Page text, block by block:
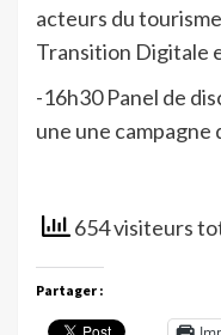
acteurs du
Transition Digitale
-16h30 Panel de
une une
654 visiteurs
Partager :